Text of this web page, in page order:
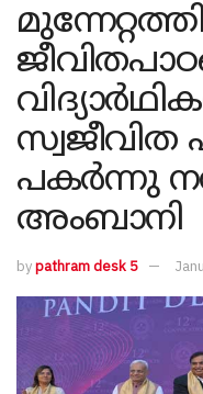
സ്വജീവിത
പകർന്നു
അംബാനി
bypathram desk 5